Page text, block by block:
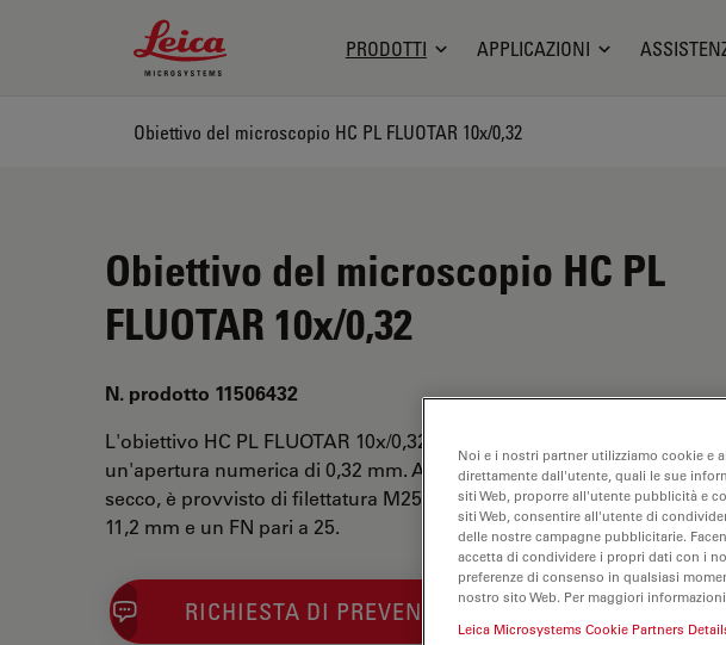
Leica Microsystems Logo
PRODOTTI APPLICAZIONI
Obiettivo del microscopio HC PL FLUOTAR 10x/0,32
Obiettivo del microscopio HC PL
FLUOTAR 10x/0,32
N. prodotto 11506432
L'obiettivo HC PL FLUOTAR 10x/0,32 ha un ingrandimento di 10X e
un'apertura numerica di 0,32 mm. Adatto per l'analisi dei campioni a
secco, è provvisto di filettatura M25, con una distanza di lavoro libera
11,2 mm e un FN pari a 25.
RICHIESTA DI PREVENTIVO
Noi e i nostri partner utilizziamo cookie e
direttamente dall'utente, quali le sue
siti Web, proporre all'utente pubblicità e
siti Web, consentire all'utente di
delle nostre campagne pubblicitarie.
accetta di condividere i propri dati con i
preferenze di consenso in qualsiasi
nostro sito Web. Per maggiori
Leica Microsystems Cookie Partners